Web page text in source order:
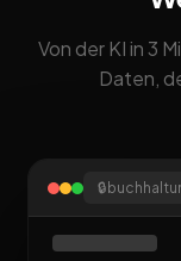
Von der KI in 3
Daten,
🔒